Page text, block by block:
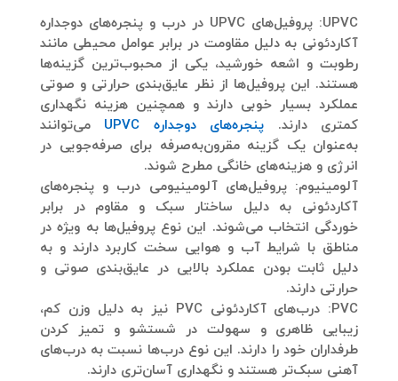
UPVC:
پروفیل‌های UPVC در درب و پنجره‌های دوجداره
آکاردئونی به دلیل مقاومت در برابر عوامل محیطی مانند
رطوبت و اشعه خورشید، یکی از محبوب‌ترین گزینه‌ها
هستند. این پروفیل‌ها از نظر عایق‌بندی حرارتی و صوتی
عملکرد بسیار خوبی دارند و همچنین هزینه نگهداری
کمتری دارند. پنجره‌های دوجداره UPVC
می‌توانند
به‌عنوان یک گزینه مقرون‌به‌صرفه برای صرفه‌جویی در
انرژی و هزینه‌های خانگی مطرح شوند.
آلومینیوم: پروفیل‌های آلومینیومی درب و پنجره‌های
آکاردئونی به دلیل ساختار سبک و مقاوم در برابر
خوردگی انتخاب می‌شوند. این نوع پروفیل‌ها به ویژه در
مناطق با شرایط آب و هوایی سخت کاربرد دارند و به
دلیل ثابت بودن عملکرد بالایی در عایق‌بندی صوتی و
حرارتی دارند.
PVC:
درب‌های آکاردئونی PVC نیز به دلیل وزن کم،
زیبایی ظاهری و سهولت در شستشو و تمیز کردن
طرفداران خود را دارند. این نوع درب‌ها نسبت به درب‌های
آهنی سبک‌تر هستند و نگهداری آسان‌تری دارند.